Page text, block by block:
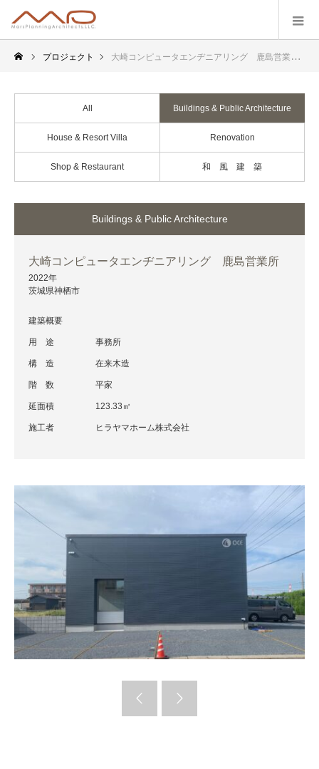
プロジェクト 大崎コンピュータエンヂニアリング 鹿島営業所
All Buildings & Public Architecture
House & Resort Villa Renovation
Shop & Restaurant 和 風 建 築
Buildings & Public Architecture
大崎コンピュータエンヂニアリング 鹿島営業所
2022年
茨城県神栖市
建築概要
用 途 事務所
構 造 在来木造
階 数 平家
延面積 123.33㎡
施工者 ヒラヤマホーム株式会社